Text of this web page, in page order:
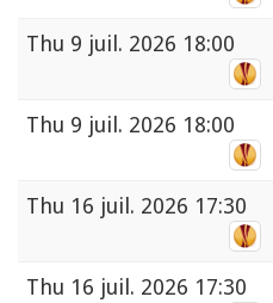
Thu 9 juil. 2026 18:00
Thu 9 juil. 2026 18:00
Thu 16 juil. 2026 17:30
Thu 16 juil. 2026 17:30